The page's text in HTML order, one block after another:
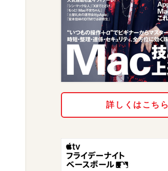
詳しくはこちら